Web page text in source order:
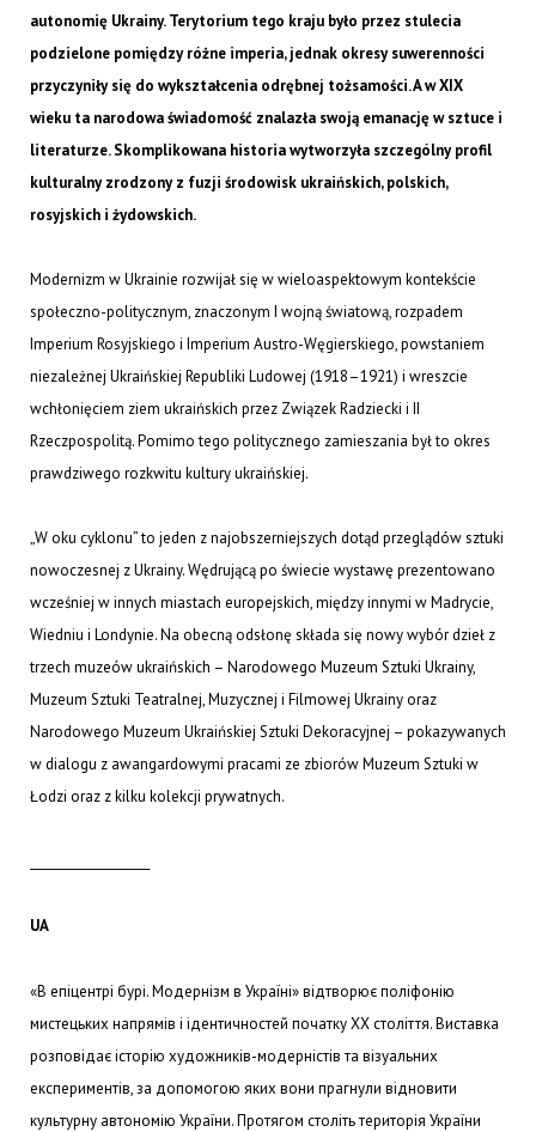
autonomię Ukrainy. Terytorium tego kraju było przez stulecia
podzielone pomiędzy różne imperia, jednak okresy suwerenności
przyczyniły się do wykształcenia odrębnej tożsamości. A w XIX
wieku ta narodowa świadomość znalazła swoją emanację w sztuce i
literaturze. Skomplikowana historia wytworzyła szczególny profil
kulturalny zrodzony z fuzji środowisk ukraińskich, polskich,
rosyjskich i żydowskich.
Modernizm w Ukrainie rozwijał się w wieloaspektowym kontekście
społeczno-politycznym, znaczonym I wojną światową, rozpadem
Imperium Rosyjskiego i Imperium Austro-Węgierskiego, powstaniem
niezależnej Ukraińskiej Republiki Ludowej (1918–1921) i wreszcie
wchłonięciem ziem ukraińskich przez Związek Radziecki i II
Rzeczpospolitą. Pomimo tego politycznego zamieszania był to okres
prawdziwego rozkwitu kultury ukraińskiej.
„W oku cyklonu” to jeden z najobszerniejszych dotąd przeglądów sztuki
nowoczesnej z Ukrainy. Wędrującą po świecie wystawę prezentowano
wcześniej w innych miastach europejskich, między innymi w Madrycie,
Wiedniu i Londynie. Na obecną odsłonę składa się nowy wybór dzieł z
trzech muzeów ukraińskich – Narodowego Muzeum Sztuki Ukrainy,
Muzeum Sztuki Teatralnej, Muzycznej i Filmowej Ukrainy oraz
Narodowego Muzeum Ukraińskiej Sztuki Dekoracyjnej – pokazywanych
w dialogu z awangardowymi pracami ze zbiorów Muzeum Sztuki w
Łodzi oraz z kilku kolekcji prywatnych.
UA
«В епіцентрі бурі. Модернізм в Україні» відтворює поліфонію
мистецьких напрямів і ідентичностей початку ХХ століття. Виставка
розповідає історію художників-модерністів та візуальних
експериментів, за допомогою яких вони прагнули відновити
культурну автономію України. Протягом століть територія України